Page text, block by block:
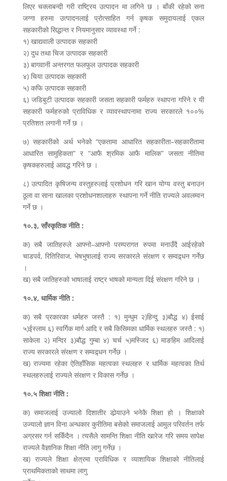
लिएर चक्लाबन्दी गरी राष्ट्रिय उत्पादन मा लगिने छ । बाँकी रहेको सना
जग्गा हरुमा उत्पादनलाई प्रोत्साहित गर्न कृषक समुदायलाई एकल
सहकारीको सिद्धान्त र नियमानुसार व्यावस्था गर्ने :
१) खाद्यवाली उत्पादक सहकारी
२) दुध तथा चिज उत्पादक सहकारी
३) बागवानी अन्तरगत फलफुल उत्पादक सहकारी
४) चिया उत्पादक सहकारी
५) कफि उत्पादक सहकारी
६) जडिबुटी उत्पादक सहकारी जसता सहकारी फर्महरु स्थापना गरिने र यी
सहकारी फर्महरुको प्राविधिक र व्यावस्थापनामा राज्य सरकारले १००%
प्रतिशत लगानी गर्ने छ ।
७) सहकारीको अर्थ भनेको “एकतामा आधारित सहकारीता–सहकारीतामा
आधारित सामुहिकता” र “आफै श्रमिक आफै मालिक” जसता नीतिमा
कृषकहरुलाई आवद्ध गरिने छ ।
८) उत्पादित कृषिजन्य वस्तुहरुलाई प्रशोधन गरि खान योग्य वस्तु बनाउन
ठूला वा साना खालका प्रशोधनशालाहरु स्थापना गर्ने नीति राज्यले अवलम्वन
गर्ने छ ।
१०.३, साँस्कृतिक नीति :
क) सबै जातिहरुले आफ्नो–आफ्नो परम्परागत रुपमा मनाउँदै आईरहेको
चाडपर्व, रितिरिवाज, भेषभुषालाई राज्य सरकारले संरक्षण र सम्वद्र्धन गर्नेछ
।
ख) सबै जातिहरुको भाषालाई राष्ट्र भाषको मान्यता दिई संरक्षण गरिने छ ।
१०.४, धार्मिक नीति :
क) सबै प्रकारका धर्महरु जस्तै : १) मुन्धुम २)हिन्दु ३)बौद्ध ४) ईसाई
५)ईस्लाम ६) स्वर्गिक मार्ग आदि र सबै किसिमका धार्मिक स्थलहरु जस्तै : १)
साकेला २) मन्दिर ३)बौद्ध गुम्बा ४) चर्च ५)मस्जिद ६) माङहिम आदिलाई
राज्य सरकारले संरक्षण र सम्वद्र्धन गर्नेछ ।
ख) राज्यमा रहेका ऐतिहाँसिक महत्वका स्थलहरु र धार्मिक महत्वका तिर्थ
स्थलहरुलाई राज्यले संरक्षण र विकास गर्नेछ ।
१०.५ शिक्षा नीति :
क) समाजलाई उज्यालो दिशातीर डोर्‍याउने भनेकै शिक्षा हो । शिक्षाको
उज्यालो ज्ञान विना अन्धकार कुरीतिमा बसेको समाजलाई आमुल परिवर्तन तर्फ
अग्रसर गर्न सकिँदैन । त्यसैले सामन्ति शिक्षा नीति खारेज गरि समय सापेक्ष
राज्यले वैज्ञानिक शिक्षा नीति लागु गर्नेछ ।
ख) राज्यले शिक्षा क्षेत्रमा प्राविधिक र व्याशायिक शिक्षाको नीतिलाई
प्राथमिकताको साथमा लागु